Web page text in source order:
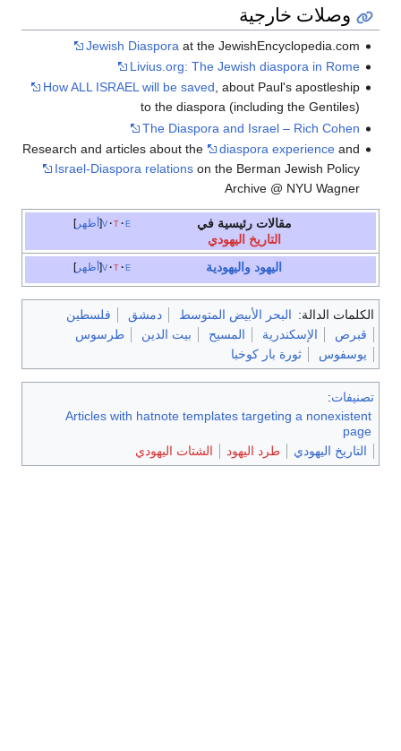
وصلات خارجية
Jewish Diaspora at the JewishEncyclopedia.com
Livius.org: The Jewish diaspora in Rome
How ALL ISRAEL will be saved, about Paul's apostleship
to the diaspora (including the Gentiles)
The Diaspora and Israel – Rich Cohen
Research and articles about the
diaspora experienceand
Israel-Diaspora relationson the Berman Jewish Policy
Archive @ NYU Wagner
أظهر v t e
مقالات رئيسية في
التاريخ اليهودي
أظهر v t e اليهود واليهودية
الكلمات الدالة: البحر الأبيض المتوسط دمشق
فلسطين
قبرص
الإسكندرية المسيح بيت الدين
طرسوس
يوسفوس
ثورة بار كوخبا
تصنيفات:
Articles with hatnote templates targeting a nonexistent
page
التاريخ اليهودي
طرد اليهود الشتات اليهودي